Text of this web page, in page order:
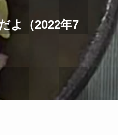
よ（2022年7